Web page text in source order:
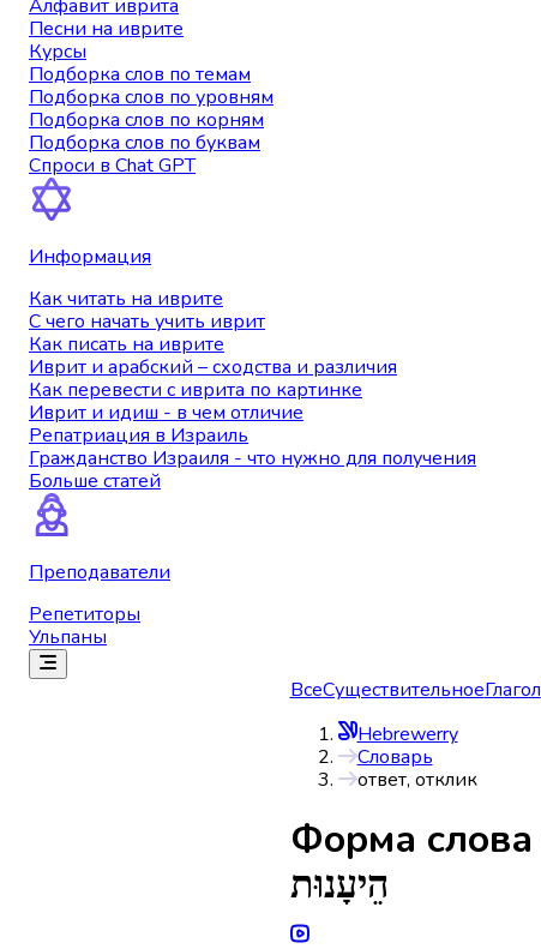
Алфавит иврита
Песни на иврите
Курсы
Подборка слов по темам
Подборка слов по уровням
Подборка слов по корням
Подборка слов по буквам
Спроси в Chat GPT
Информация
Как читать на иврите
С чего начать учить иврит
Как писать на иврите
Иврит и арабский – сходства и различия
Как перевести с иврита по картинке
Иврит и идиш - в чем отличие
Репатриация в Израиль
Гражданство Израиля - что нужно для получения
Больше статей
Преподаватели
Репетиторы
Ульпаны
ВсеСуществительноеГлагол
Hebrewerry
Словарь
ответ, отклик
Форма слова
הֵיעָנוּת